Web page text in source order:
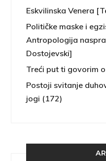
Eskvilinska Venera
Političke maske i
Antropologija
Dostojevski]
Treći put ti govorim
Postoji svitanje
jogi (172)